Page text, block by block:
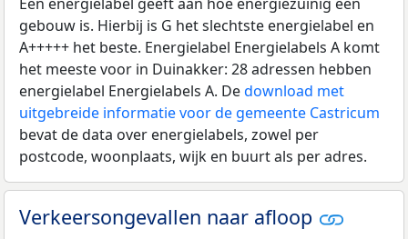
gebouw is. Hierbij is G het slechtste energielabel en
A+++++ het beste. Energielabel Energielabels A komt
het meeste voor in Duinakker: 28 adressen hebben
energielabel Energielabels A. Dedownload met
uitgebreide informatie voor de gemeente Castricum
bevat de data over energielabels, zowel per
postcode, woonplaats, wijk en buurt als per adres.
Verkeersongevallen naar afloop